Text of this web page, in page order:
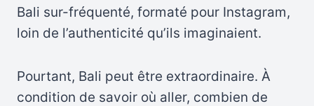
Bali sur-fréquenté, formaté pour Instagram,
loin de l’authenticité qu’ils imaginaient.
Pourtant, Bali peut être extraordinaire. À
condition de savoir où aller, combien de